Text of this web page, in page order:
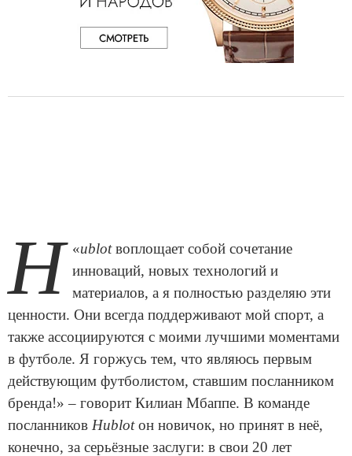
«
H ublotвоплощает собой сочетание
инноваций, новых технологий и
материалов, а я полностью разделяю эти
ценности. Они всегда поддерживают мой спорт, а
также ассоциируются с моими лучшими моментами
в футболе. Я горжусь тем, что являюсь первым
действующим футболистом, ставшим посланником
бренда!» – говорит Килиан Мбаппе. В команде
посланников Hublotон новичок, но принят в неё,
конечно, за серьёзные заслуги: в свои 20 лет